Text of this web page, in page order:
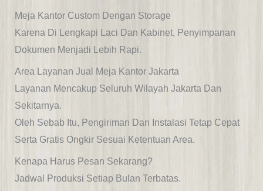
Meja Kantor Custom Dengan Storage
Karena Di Lengkapi Laci Dan Kabinet, Penyimpanan
Dokumen Menjadi Lebih Rapi.
Area Layanan Jual Meja Kantor Jakarta
Layanan Mencakup Seluruh Wilayah Jakarta Dan
Sekitarnya.
Oleh Sebab Itu, Pengiriman Dan Instalasi Tetap Cepat
Serta Gratis Ongkir Sesuai Ketentuan Area.
Kenapa Harus Pesan Sekarang?
Jadwal Produksi Setiap Bulan Terbatas.